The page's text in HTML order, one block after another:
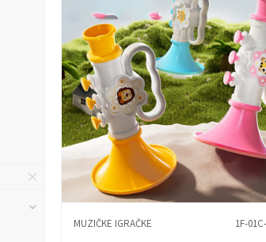
MUZIČKE IGRAČKE 1F-